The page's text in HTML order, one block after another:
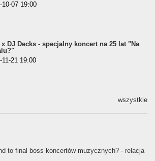
10-07 19:00
x DJ Decks - specjalny koncert na 25 lat "Na
11-21 19:00
wszystkie
to final boss koncertów muzycznych? - relacja